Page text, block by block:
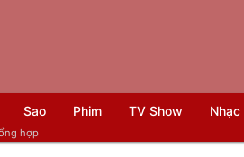
hợp
Sao Phim TV Show Nhạc